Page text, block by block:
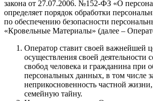
закона от 27.07.2006. №152-ФЗ «О
определяет порядок обработки
по обеспечению безопасности
«Кровельные Материалы» (далее –
Оператор ставит своей важнейшей
осуществления своей деятельности
свобод человека и гражданина при
персональных данных, в том числе
неприкосновенность частной
семейную тайну.